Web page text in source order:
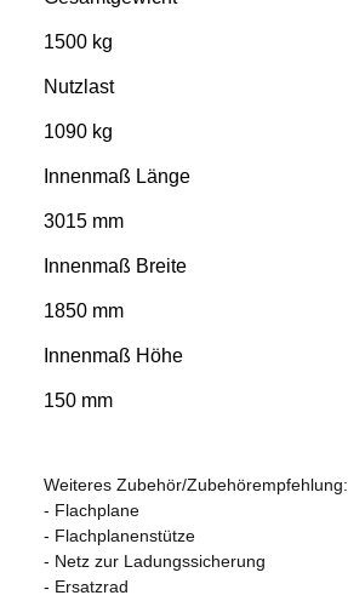
1500 kg
Nutzlast
1090 kg
Innenmaß Länge
3015 mm
Innenmaß Breite
1850 mm
Innenmaß Höhe
150 mm
Weiteres Zubehör/Zubehörempfehlung:
- Flachplane
- Flachplanenstütze
- Netz zur Ladungssicherung
- Ersatzrad